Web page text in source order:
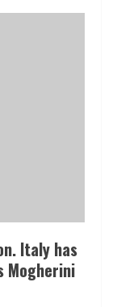
Italy has
Mogherini